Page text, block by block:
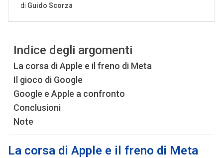
Indice degli argomenti
La corsa di Apple e il freno di Meta
Il gioco di Google
Google e Apple a confronto
Conclusioni
Note
La corsa di Apple e il freno di Meta